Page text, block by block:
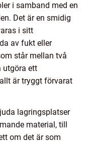
i samband med en
Det är en smidig
i sitt
av fukt eller
står mellan två
utgöra ett
är tryggt förvarat
lagringsplatser
material, till
om det är som